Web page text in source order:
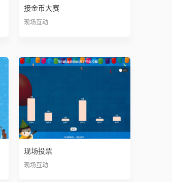
接金币大赛
现场互动
现场投票
现场互动